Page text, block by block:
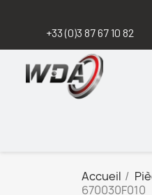
+33 (0)3 87 67 10 82
Accueil
670030F010